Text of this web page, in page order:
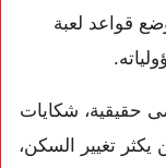
قواعد لعبة
حقيقية، شكايات
تغيير السكن،